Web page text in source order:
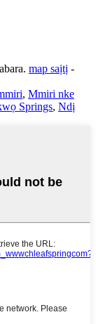
map saịtị -
, Mmiri nke
Springs, Ndị